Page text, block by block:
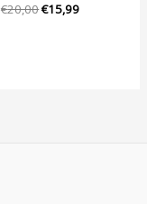
€20,00€15,99